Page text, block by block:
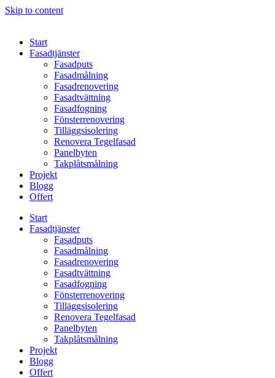
Skip to content
Start
Fasadtjänster
Fasadputs
Fasadmålning
Fasadrenovering
Fasadtvättning
Fasadfogning
Fönsterrenovering
Tilläggsisolering
Renovera Tegelfasad
Panelbyten
Takplåtsmålning
Projekt
Blogg
Offert
Start
Fasadtjänster
Fasadputs
Fasadmålning
Fasadrenovering
Fasadtvättning
Fasadfogning
Fönsterrenovering
Tilläggsisolering
Renovera Tegelfasad
Panelbyten
Takplåtsmålning
Projekt
Blogg
Offert